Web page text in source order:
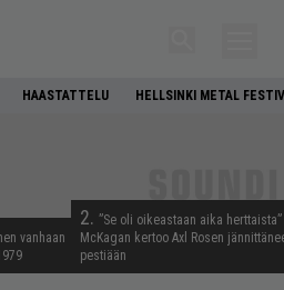
HAASTATTELU HELLSINKI METAL
vanhaan
2. ”Se oli oikeastaan aika
McKagan kertoo Axl Rosen
pestiään